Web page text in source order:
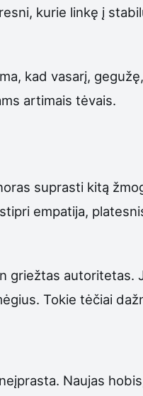
kurie linkę į
kad vasarį,
artimais tėvais.
suprasti kitą
empatija,
griežtas autoritetas.
Tokie tėčiai
Naujas